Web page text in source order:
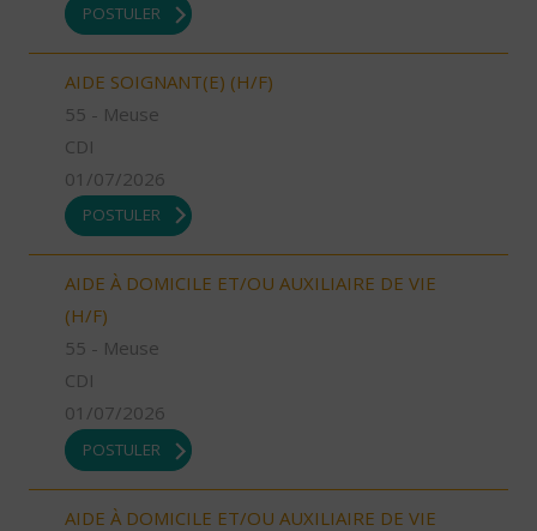
POSTULER
AIDE SOIGNANT(E) (H/F)
55 - Meuse
CDI
01/07/2026
POSTULER
AIDE À DOMICILE ET/OU AUXILIAIRE DE VIE
(H/F)
55 - Meuse
CDI
01/07/2026
POSTULER
AIDE À DOMICILE ET/OU AUXILIAIRE DE VIE